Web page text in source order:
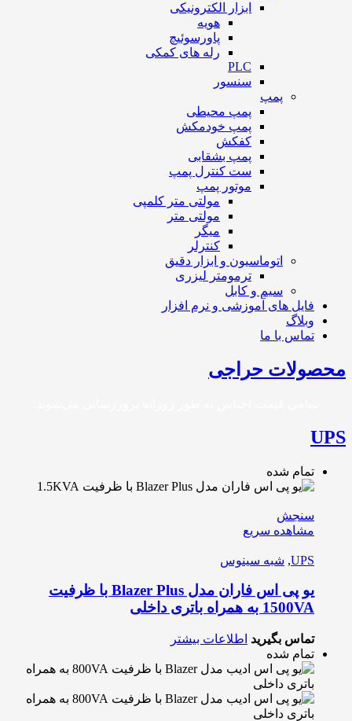
ابزار الکترونیکی
هویه
پاورسوئیچ
رله های کمکی
PLC
سنسور
پمپ
پمپ محیطی
پمپ خودمکش
کفکش
پمپ بشقابی
ست کنترل پمپ
موتور پمپ
مولتی متر کلمپی
مولتی متر
میگر
کنترلر
اتوماسیون و ابزار دقیق
ترمومتر لیزری
سیم و کابل
فایل های آموزشی و نرم افزار
وبلاگ
تماس با ما
محصولات حراجی
UPS
تمام شده
سنجش
مشاهده سریع
UPS
, شبه سینوس
یو پی اس فاران مدل Blazer Plus با ظرفیت
1500VA به همراه باتری داخلی
تماس بگیرید اطلاعات بیشتر
تمام شده